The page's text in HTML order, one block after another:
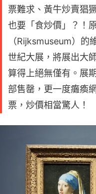
票難求、黃牛炒賣猖
也要「食炒價」？！
（Rijksmuseum）的
世紀大展，將展出大
算得上絕無僅有。展
部售罄，更一度癱瘓
票，炒價相當驚人！